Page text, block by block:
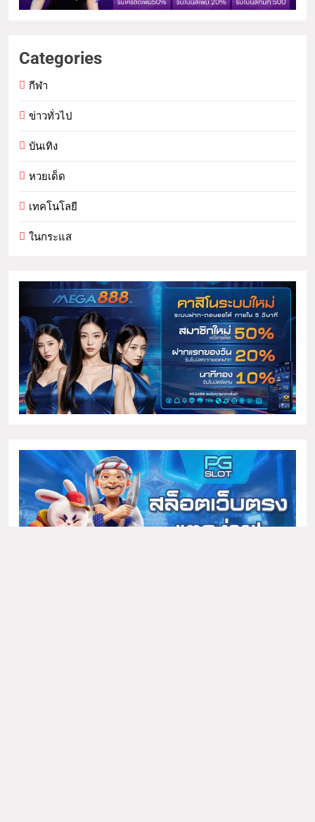
Categories
กีฬา
ข่าวทั่วไป
บันเทิง
หวยเด็ด
เทคโนโลยี
ในกระแส